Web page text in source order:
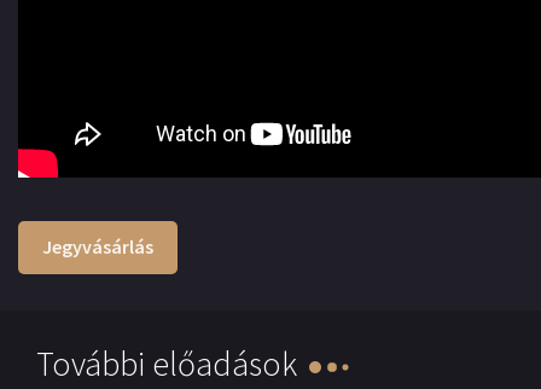
Jegyvásárlás
További előadások